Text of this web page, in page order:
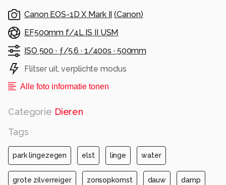
Groeten
Kees
Alle rechten voorbehouden
Canon EOS-1D X Mark II (Canon)
EF500mm f/4L IS II USM
ISO 500 · ƒ/5.6 · 1/400s · 500mm
Flitser uit, verplichte modus
Alle foto informatie tonen
Categorie Dieren
Tags
park lingezegen elst linge water
grote zilverreiger zonsopkomst dauw damp